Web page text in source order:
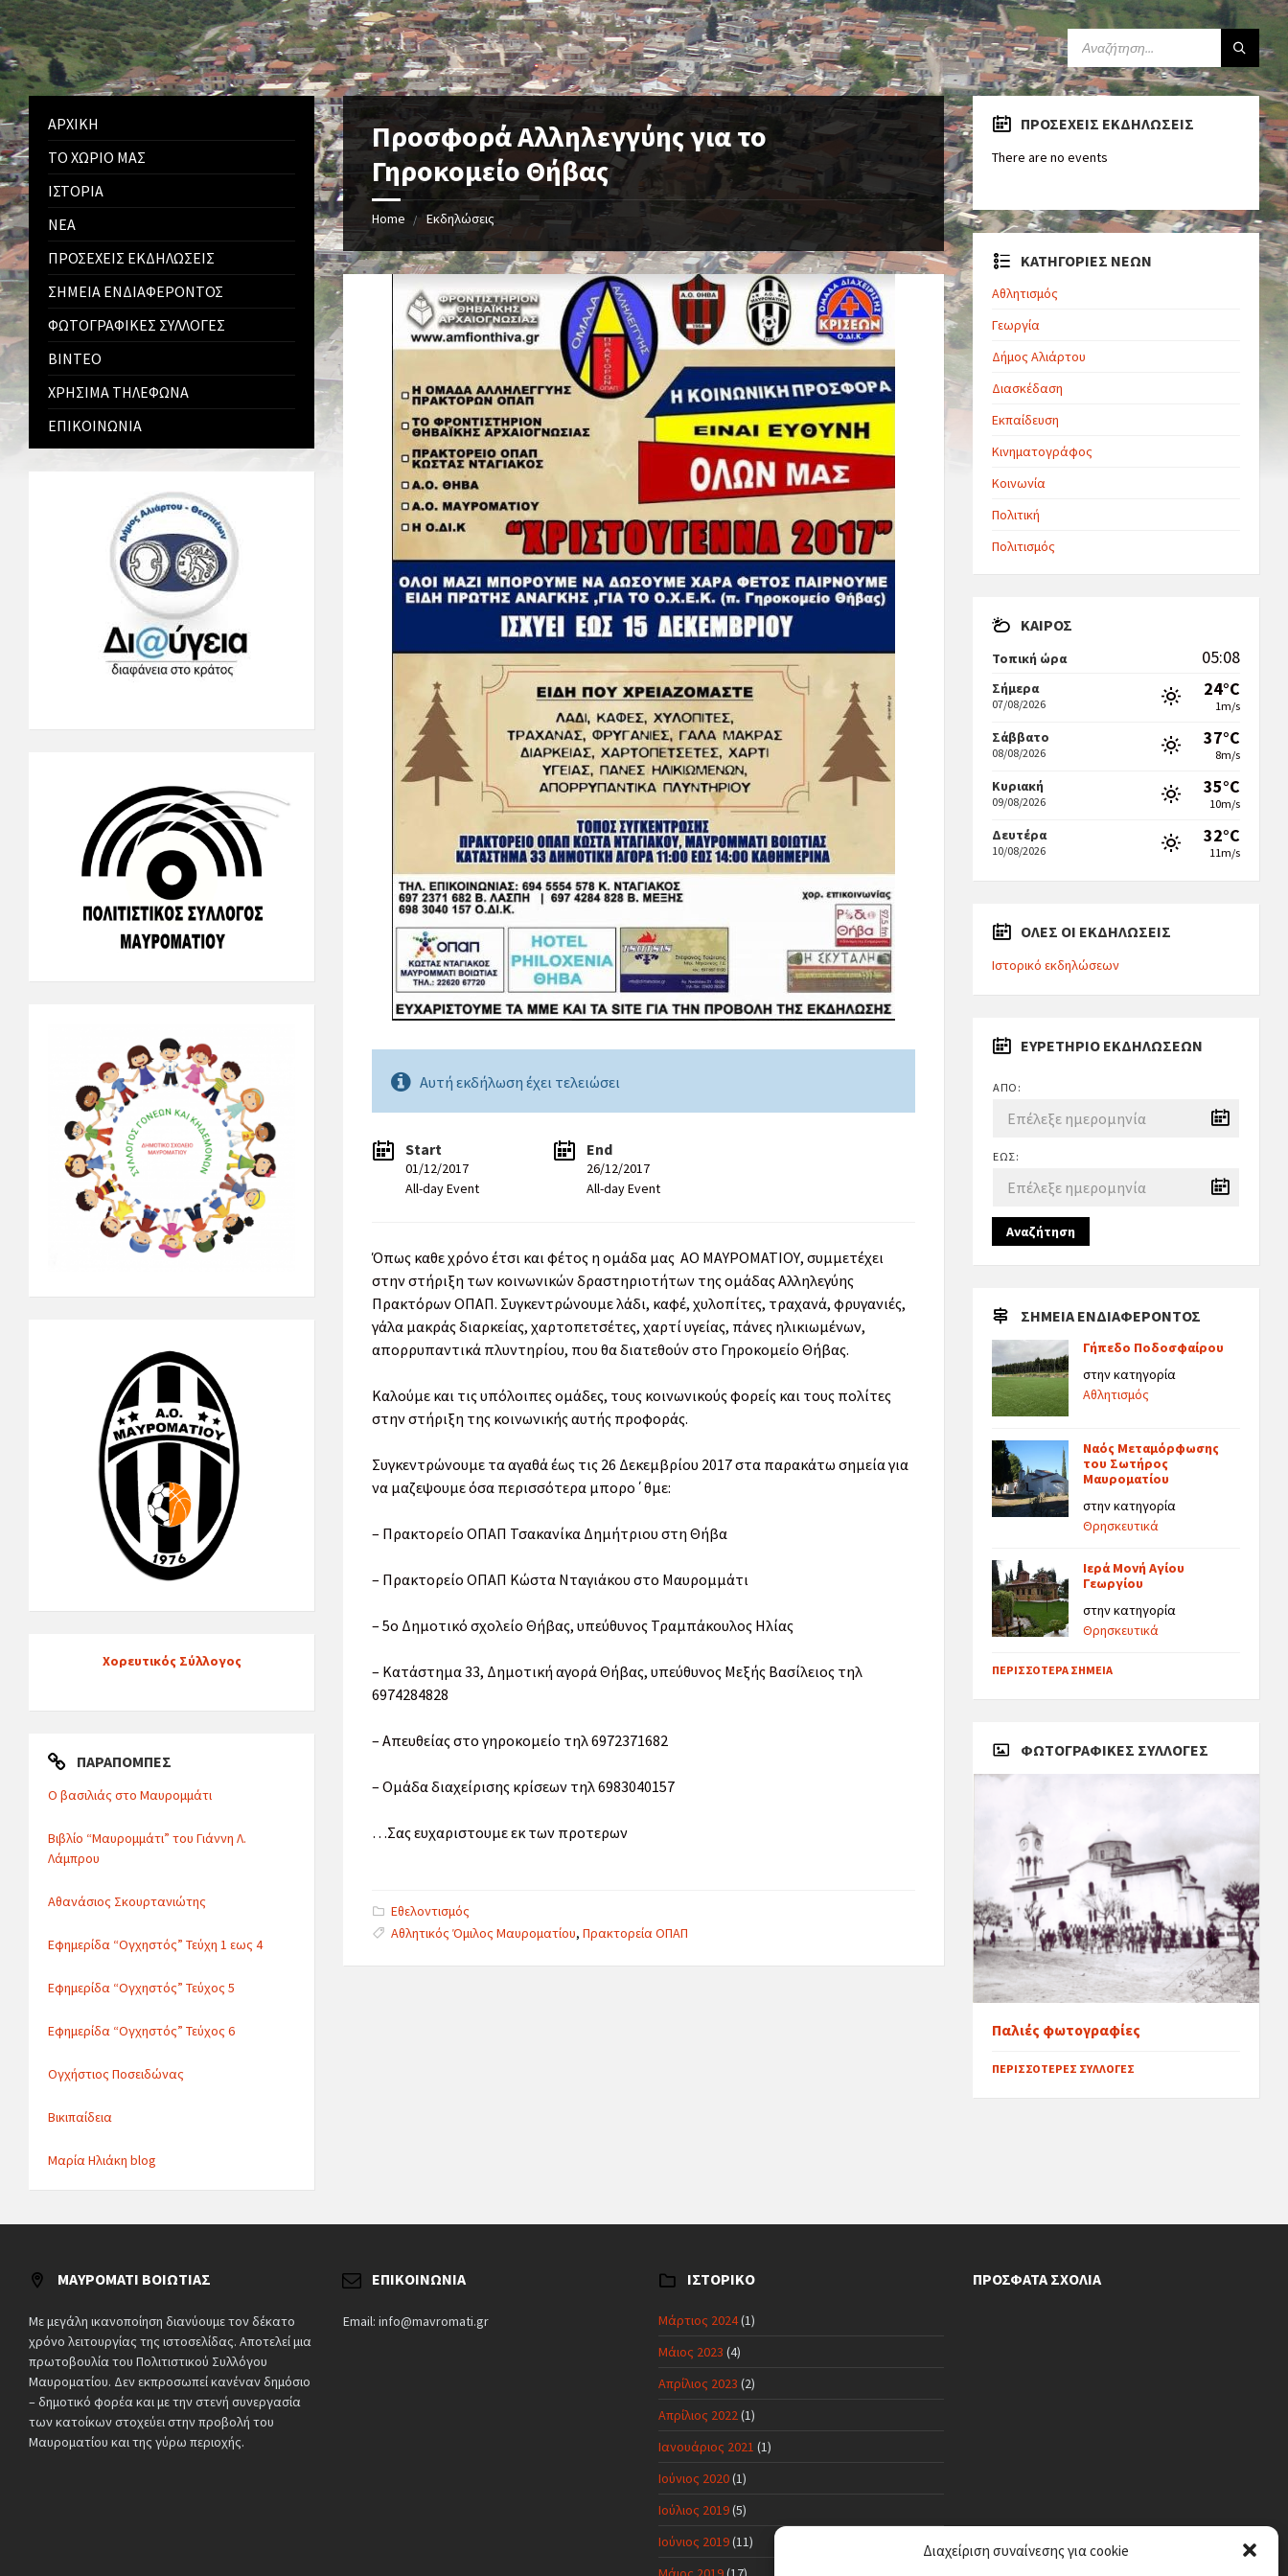
Διαχείριση συναίνεσης για cookie
Προσφορά Αλληλεγγύης για το
Γηροκομείο Θήβας
Home Εκδηλώσεις
Αυτή εκδήλωση έχει τελειώσει
Start
01/12/2017
All-day Event
End
26/12/2017
All-day Event
Όπως καθε χρόνο έτσι και φέτος η ομάδα μας ΑΟ ΜΑΥΡΟΜΑΤΙΟΥ, συμμετέχει
στην στήριξη των κοινωνικών δραστηριοτήτων της ομάδας Αλληλεγύης
Πρακτόρων ΟΠΑΠ. Συγκεντρώνουμε λάδι, καφέ, χυλοπίτες, τραχανά, φρυγανιές,
γάλα μακράς διαρκείας, χαρτοπετσέτες, χαρτί υγείας, πάνες ηλικιωμένων,
απορρυπαντικά πλυντηρίου, που θα διατεθούν στο Γηροκομείο Θήβας.
Καλούμε και τις υπόλοιπες ομάδες, τους κοινωνικούς φορείς και τους πολίτες
στην στήριξη της κοινωνικής αυτής προφοράς.
Συγκεντρώνουμε τα αγαθά έως τις 26 Δεκεμβρίου 2017 στα παρακάτω σημεία για
να μαζεψουμε όσα περισσότερα μπορο΄θμε:
– Πρακτορείο ΟΠΑΠ Τσακανίκα Δημήτριου στη Θήβα
– Πρακτορείο ΟΠΑΠ Κώστα Νταγιάκου στο Μαυρομμάτι
– 5ο Δημοτικό σχολείο Θήβας, υπεύθυνος Τραμπάκουλος Ηλίας
– Κατάστημα 33, Δημοτική αγορά Θήβας, υπεύθυνος Μεξής Βασίλειος τηλ
6974284828
– Απευθείας στο γηροκομείο τηλ 6972371682
– Ομάδα διαχείρισης κρίσεων τηλ 6983040157
…Σας ευχαριστουμε εκ των προτερων
Categories:
Εθελοντισμός
Tags:
Αθλητικός Όμιλος Μαυροματίου,Πρακτορεία ΟΠΑΠ
ΑΡΧΙΚΉ
ΤΟ ΧΩΡΙΌ ΜΑΣ
ΙΣΤΟΡΊΑ
ΝΈΑ
ΠΡΟΣΕΧΕΊΣ ΕΚΔΗΛΏΣΕΙΣ
ΣΗΜΕΊΑ ΕΝΔΙΑΦΈΡΟΝΤΟΣ
ΦΩΤΟΓΡΑΦΙΚΈΣ ΣΥΛΛΟΓΈΣ
ΒΊΝΤΕΟ
ΧΡΉΣΙΜΑ ΤΗΛΈΦΩΝΑ
ΕΠΙΚΟΙΝΩΝΊΑ
Χορευτικός Σύλλογος
ΠΑΡΑΠΟΜΠΈΣ
Ο βασιλιάς στο Μαυρομμάτι
Βιβλίο “Μαυρομμάτι” του Γιάννη Λ.
Λάμπρου
Αθανάσιος Σκουρτανιώτης
Εφημερίδα “Ογχηστός” Τεύχη 1 εως 4
Εφημερίδα “Ογχηστός” Τεύχος 5
Εφημερίδα “Ογχηστός” Τεύχος 6
Ογχήστιος Ποσειδώνας
Βικιπαίδεια
Μαρία Ηλιάκη blog
ΠΡΟΣΕΧΕΊΣ ΕΚΔΗΛΏΣΕΙΣ
There are no events
ΚΑΤΗΓΟΡΙΕΣ ΝΕΩΝ
Αθλητισμός
Γεωργία
Δήμος Αλιάρτου
Διασκέδαση
Εκπαίδευση
Κινηματογράφος
Κοινωνία
Πολιτική
Πολιτισμός
ΚΑΙΡΌΣ
Τοπική ώρα 05:08
Σήμερα
07/08/2026
24°C
1m/s
Σάββατο
08/08/2026
37°C
8m/s
Κυριακή
09/08/2026
35°C
10m/s
Δευτέρα
10/08/2026
32°C
11m/s
ΟΛΕΣ ΟΙ ΕΚΔΗΛΩΣΕΙΣ
Ιστορικό εκδηλώσεων
ΕΥΡΕΤΉΡΙΟ ΕΚΔΗΛΏΣΕΩΝ
ΑΠΌ:
ΈΩΣ:
Αναζήτηση
ΣΗΜΕΊΑ ΕΝΔΙΑΦΈΡΟΝΤΟΣ
Γήπεδο Ποδοσφαίρου
στην κατηγορία
Αθλητισμός
Ναός Μεταμόρφωσης
του Σωτήρος
Μαυροματίου
στην κατηγορία
Θρησκευτικά
Ιερά Μονή Αγίου
Γεωργίου
στην κατηγορία
Θρησκευτικά
ΠΕΡΙΣΣΌΤΕΡΑ ΣΗΜΕΊΑ
ΦΩΤΟΓΡΑΦΙΚΈΣ ΣΥΛΛΟΓΈΣ
Παλιές φωτογραφίες
ΠΕΡΙΣΣΌΤΕΡΕΣ ΣΥΛΛΟΓΈΣ
ΜΑΥΡΟΜΆΤΙ ΒΟΙΩΤΊΑΣ
Με μεγάλη ικανοποίηση διανύουμε τον δέκατο
χρόνο λειτουργίας της ιστοσελίδας. Αποτελεί μια
πρωτοβουλία του Πολιτιστικού Συλλόγου
Μαυροματίου. Δεν εκπροσωπεί κανέναν δημόσιο
– δημοτικό φορέα και με την στενή συνεργασία
των κατοίκων στοχεύει στην προβολή του
Μαυροματίου και της γύρω περιοχής.
ΕΠΙΚΟΙΝΩΝΊΑ
Email: info@mavromati.gr
ΙΣΤΟΡΙΚΌ
Μάρτιος 2024(1)
Μάιος 2023 (4)
Απρίλιος 2023 (2)
Απρίλιος 2022(1)
Ιανουάριος 2021 (1)
Ιούνιος 2020(1)
Ιούλιος 2019(5)
Ιούνιος 2019(11)
ΠΡΌΣΦΑΤΑ ΣΧΌΛΙΑ